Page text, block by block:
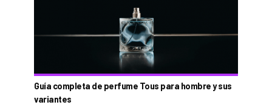
Guía completa de perfume Tous para hombre y sus
variantes